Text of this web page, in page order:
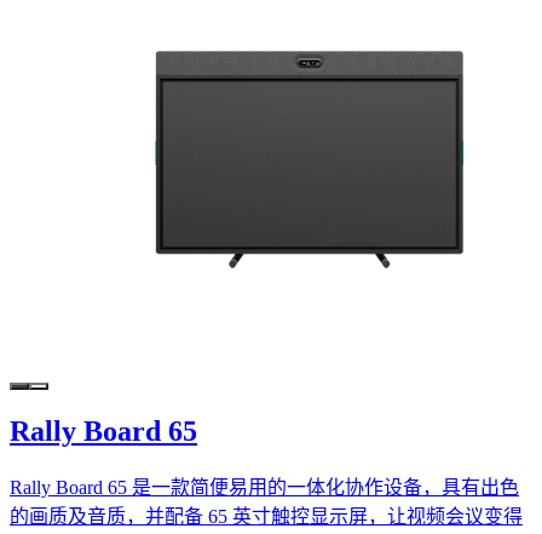
Rally Board 65
Rally Board 65 是一款简便易用的一体化协作设备，具有出色
的画质及音质，并配备 65 英寸触控显示屏，让视频会议变得